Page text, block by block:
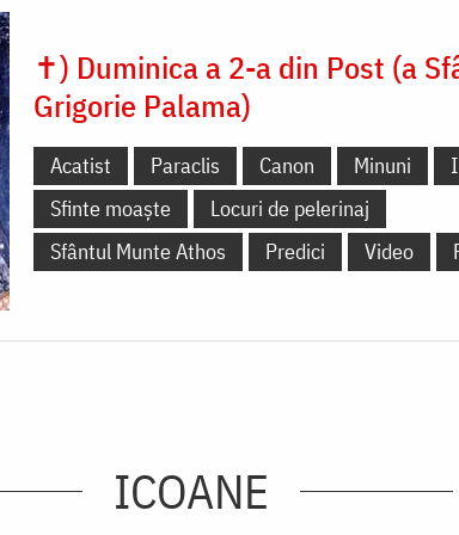
✝) Duminica a 2-a din Post (a
Grigorie Palama)
Acatist Paraclis Canon Minuni
Sfinte moaște
Locuri de pelerinaj
Sfântul Munte Athos
Predici Video
ICOANE